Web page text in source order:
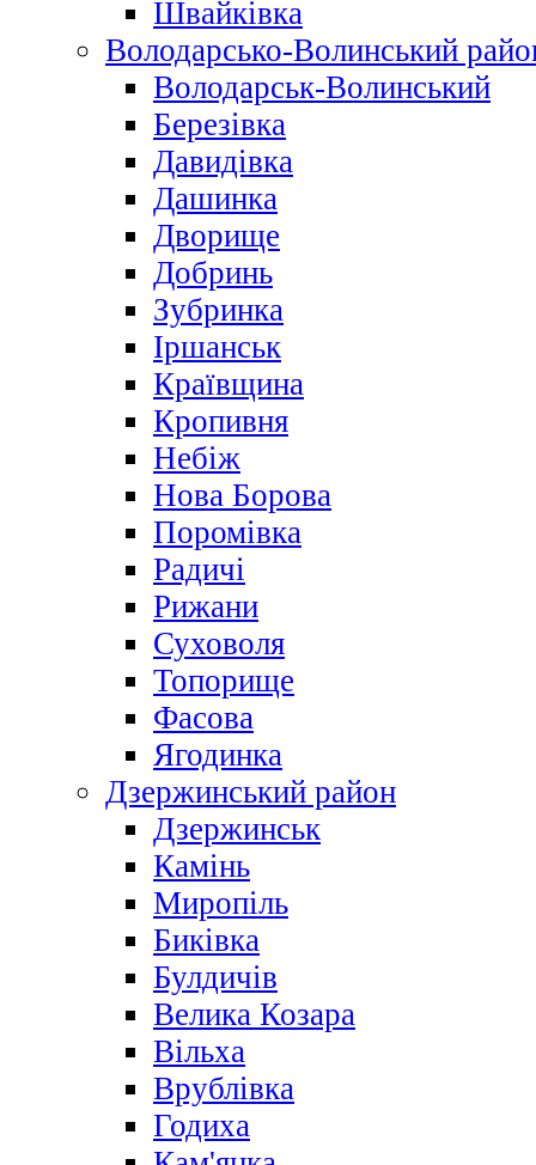
Швайківка
Володарсько-Волинський
Володарськ-Волинський
Березівка
Давидівка
Дашинка
Дворище
Добринь
Зубринка
Іршанськ
Краївщина
Кропивня
Небіж
Нова Борова
Поромівка
Радичі
Рижани
Суховоля
Топорище
Фасова
Ягодинка
Дзержинський район
Дзержинськ
Камінь
Миропіль
Биківка
Булдичів
Велика Козара
Вільха
Врублівка
Годиха